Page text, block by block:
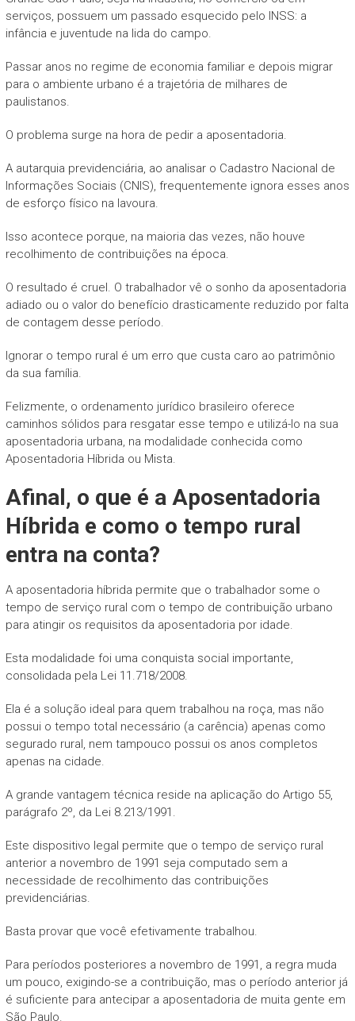
serviços, possuem um passado esquecido pelo INSS: a
infância e juventude na lida do campo.
Passar anos no regime de economia familiar e depois migrar
para o ambiente urbano é a trajetória de milhares de
paulistanos.
O problema surge na hora de pedir a aposentadoria.
A autarquia previdenciária, ao analisar o Cadastro Nacional de
Informações Sociais (CNIS), frequentemente ignora esses anos
de esforço físico na lavoura.
Isso acontece porque, na maioria das vezes, não houve
recolhimento de contribuições na época.
O resultado é cruel. O trabalhador vê o sonho da aposentadoria
adiado ou o valor do benefício drasticamente reduzido por falta
de contagem desse período.
Ignorar o tempo rural é um erro que custa caro ao patrimônio
da sua família.
Felizmente, o ordenamento jurídico brasileiro oferece
caminhos sólidos para resgatar esse tempo e utilizá-lo na sua
aposentadoria urbana, na modalidade conhecida como
Aposentadoria Híbrida ou Mista.
Afinal, o que é a Aposentadoria
Híbrida e como o tempo rural
entra na conta?
A aposentadoria híbrida permite que o trabalhador some o
tempo de serviço rural com o tempo de contribuição urbano
para atingir os requisitos da aposentadoria por idade.
Esta modalidade foi uma conquista social importante,
consolidada pela Lei 11.718/2008.
Ela é a solução ideal para quem trabalhou na roça, mas não
possui o tempo total necessário (a carência) apenas como
segurado rural, nem tampouco possui os anos completos
apenas na cidade.
A grande vantagem técnica reside na aplicação do Artigo 55,
parágrafo 2º, da Lei 8.213/1991.
Este dispositivo legal permite que o tempo de serviço rural
anterior a novembro de 1991 seja computado sem a
necessidade de recolhimento das contribuições
previdenciárias.
Basta provar que você efetivamente trabalhou.
Para períodos posteriores a novembro de 1991, a regra muda
um pouco, exigindo-se a contribuição, mas o período anterior já
é suficiente para antecipar a aposentadoria de muita gente em
São Paulo.